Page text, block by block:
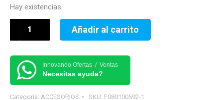
Hay existencias
FILTRO
DE
ALTO
FLUJO
Añadir al carrito
Innovando Ofertas / Ventas
Necesitas ayuda?
Categoría: ACCESORIOS SKU: F080100592-1